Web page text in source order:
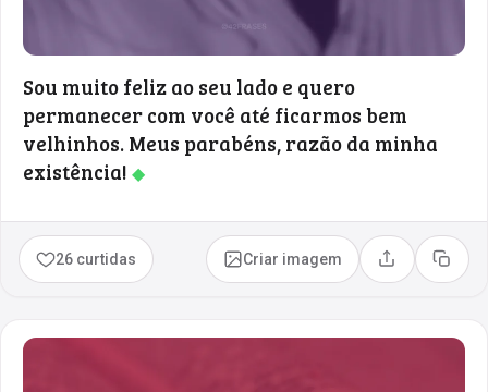
Sou muito feliz ao seu lado e quero
permanecer com você até ficarmos bem
velhinhos. Meus parabéns, razão da minha
existência! ◆
26 curtidas Criar imagem Compartilhar
Copiar